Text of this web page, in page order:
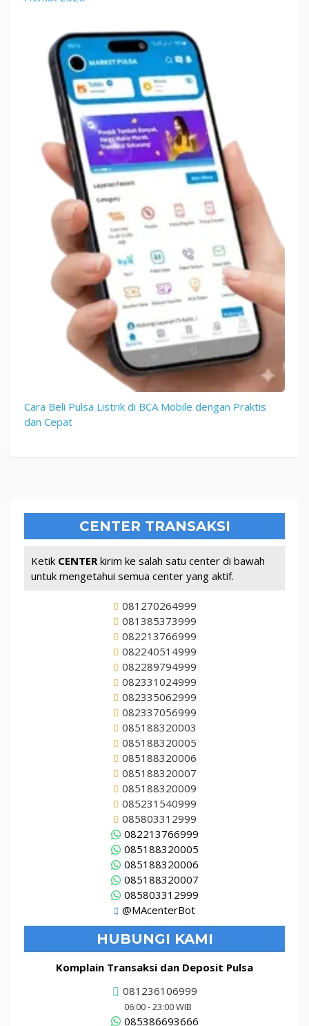
Cara Beli Pulsa Listrik di BCA Mobile dengan Praktis
dan Cepat
CENTER TRANSAKSI
Ketik CENTER kirim ke salah satu center di bawah
untuk mengetahui semua center yang aktif.
081270264999
081385373999
082213766999
082240514999
082289794999
082331024999
082335062999
082337056999
085188320003
085188320005
085188320006
085188320007
085188320009
085231540999
085803312999
082213766999
085188320005
085188320006
085188320007
085803312999
@MAcenterBot
HUBUNGI KAMI
Komplain Transaksi dan Deposit Pulsa
081236106999
06:00 - 23:00 WIB
085386693666